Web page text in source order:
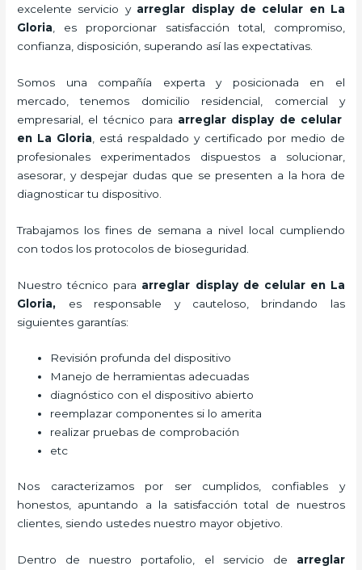
excelente servicio y arreglar display de celular en La
Gloria , es proporcionar satisfacción total, compromiso,
confianza, disposición, superando así las expectativas.
Somos una compañía experta y posicionada en el
mercado, tenemos domicilio residencial, comercial y
empresarial, el técnico para arreglar display de celular
en La Gloria , está respaldado y certificado por medio de
profesionales experimentados dispuestos a solucionar,
asesorar, y despejar dudas que se presenten a la hora de
diagnosticar tu dispositivo.
Trabajamos los fines de semana a nivel local cumpliendo
con todos los protocolos de bioseguridad.
Nuestro técnico para arreglar display de celularen La
Gloria, es responsable y cauteloso, brindando las
siguientes garantías:
Revisión profunda del dispositivo
Manejo de herramientas adecuadas
diagnóstico con el dispositivo abierto
reemplazar componentes si lo amerita
realizar pruebas de comprobación
etc
Nos caracterizamos por ser cumplidos, confiables y
honestos, apuntando a la satisfacción total de nuestros
clientes, siendo ustedes nuestro mayor objetivo.
Dentro de nuestro portafolio, el servicio de arreglar